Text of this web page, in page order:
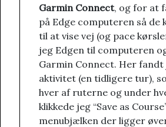
Garmin Connect, og for at
på Edge computeren så de
til at vise vej (og pace
jeg Edgen til computeren
Garmin Connect. Her fandt
aktivitet (en tidligere tur),
hver af ruterne og under
klikkede jeg “Save as
menubjælken der ligger